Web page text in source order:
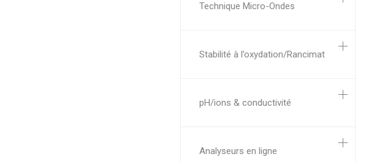
Technique Micro-Ondes
Stabilité à l’oxydation/Rancimat
pH/ions & conductivité
Analyseurs en ligne